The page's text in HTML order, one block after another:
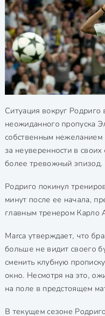
Ситуация вокруг Родриго
неожиданного пропуска
собственным нежеланием
за неуверенности в
более тревожный эпизод.
Родриго покинул
минут после ее начала,
главным тренером Карло
Marca утверждает, что
больше не видит своего
сменить клубную
окно. Несмотря на это,
на поле в предстоящем
В текущем сезоне